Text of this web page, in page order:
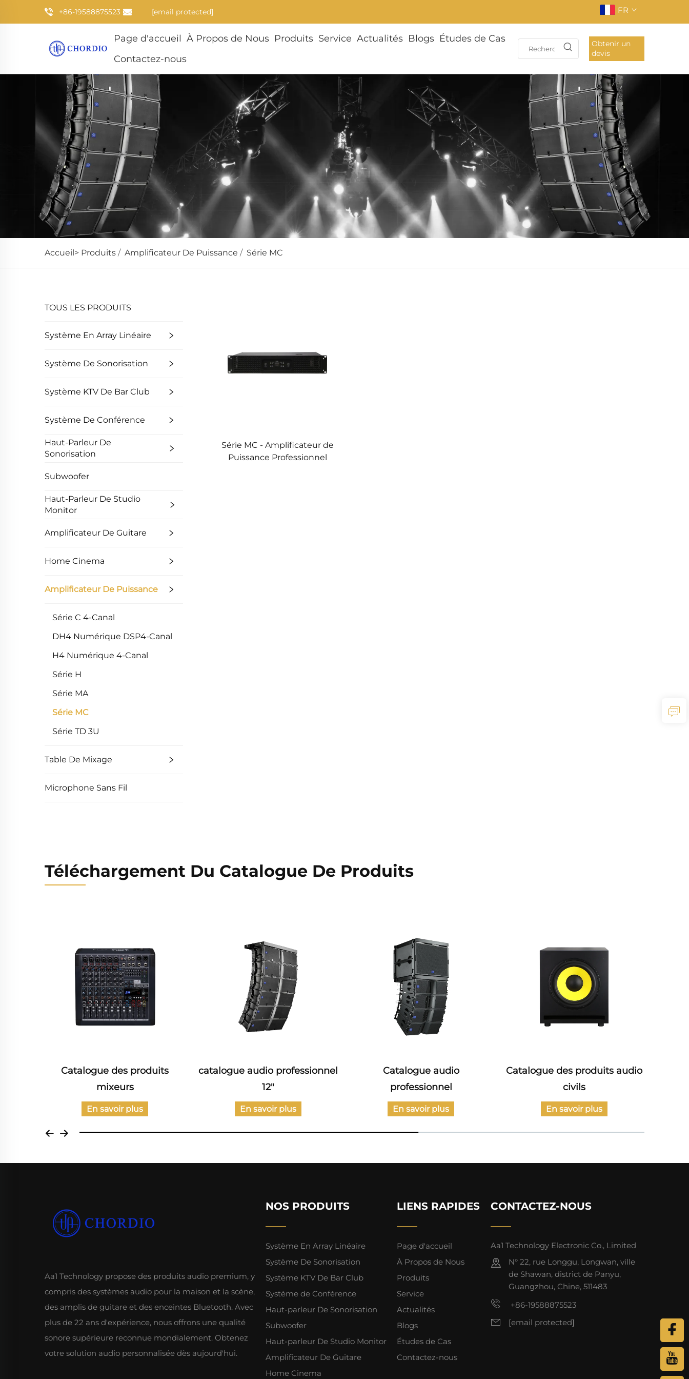
+86-19588875523 [email protected] FR
Page d'accueil À Propos de Nous Produits Service Actualités Blogs Études de Cas
Contactez-nous
Obtenir un
devis
Accueil> Produits / Amplificateur De Puissance / Série MC
TOUS LES PRODUITS
Système En Array Linéaire
Système De Sonorisation
Système KTV De Bar Club
Système De Conférence
Haut-Parleur De
Sonorisation
Subwoofer
Haut-Parleur De Studio
Monitor
Amplificateur De Guitare
Home Cinema
Amplificateur De Puissance
Série C 4-Canal
DH4 Numérique DSP4-Canal
H4 Numérique 4-Canal
Série H
Série MA
Série MC
Série TD 3U
Table De Mixage
Microphone Sans Fil
Série MC - Amplificateur de
Puissance Professionnel
Téléchargement Du Catalogue De Produits
catalogue audio professionnel
En savoir plus
Catalogue audio
En savoir plus
Catalogue des produits audio
civils
En savoir plus
Catalogue de la série
d'amplificateurs de puissance
En savoir plus
Aa1 Technology propose des produits audio premium, y
compris des systèmes audio pour la maison et la scène,
des amplis de guitare et des enceintes Bluetooth. Avec
plus de 22 ans d'expérience, nous offrons une qualité
sonore supérieure reconnue mondialement. Obtenez
votre solution audio personnalisée dès aujourd'hui.
NOS PRODUITS
Système En Array Linéaire
Système De Sonorisation
Système KTV De Bar Club
Système de Conférence
Haut-parleur De Sonorisation
Subwoofer
Haut-parleur De Studio Monitor
Amplificateur De Guitare
Home Cinema
LIENS RAPIDES
Page d'accueil
À Propos de Nous
Produits
Service
Actualités
Blogs
Études de Cas
Contactez-nous
CONTACTEZ-NOUS
Aa1 Technology Electronic Co., Limited
N° 22, rue Longgu, Longwan, ville
de Shawan, district de Panyu,
Guangzhou, Chine, 511483
+86-19588875523
[email protected]